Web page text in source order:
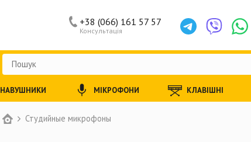
Студийные микрофоны
Консультація
+38 (066) 161 57 57
НАВУШНИКИ МІКРОФОНИ КЛАВІШНІ